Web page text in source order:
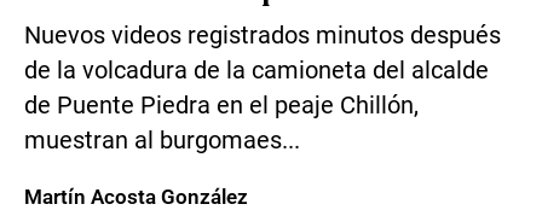
Nuevos videos registrados minutos después
de la volcadura de la camioneta del alcalde
de Puente Piedra en el peaje Chillón,
muestran al burgomaes...
Martín Acosta González